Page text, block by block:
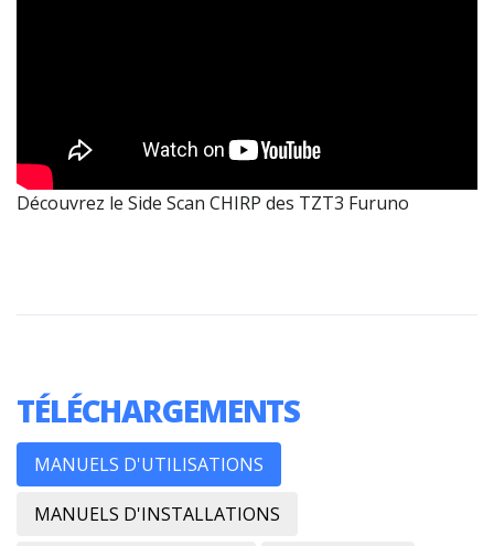
Découvrez le Side Scan CHIRP des TZT3 Furuno
TÉLÉCHARGEMENTS
MANUELS D'UTILISATIONS
MANUELS D'INSTALLATIONS